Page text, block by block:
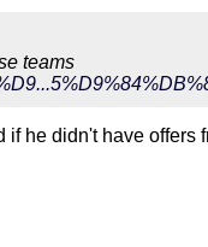
teams
he didn't have